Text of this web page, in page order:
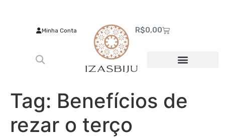
Minha Conta R$0,00
Tag: Benefícios de
rezar o terço